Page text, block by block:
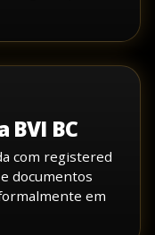
BVI BC
com registered
documentos
em